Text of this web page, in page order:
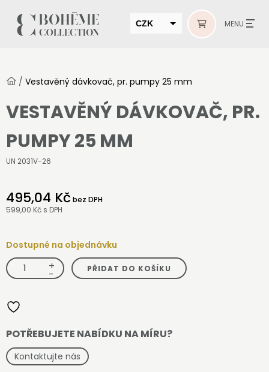
CZK
MUR
MENU
/ Vestavěný dávkovač, pr. pumpy 25 mm
VESTAVĚNÝ DÁVKOVAČ, PR.
PUMPY 25 MM
UN 2031V-26
495,04 Kčbez DPH
599,00 Kč s DPH
Dostupné na objednávku
Vestavěný
dávkovač,
pr.
mm
množství
+
- PŘIDAT DO KOŠÍKU
POTŘEBUJETE NABÍDKU NA MÍRU?
Kontaktujte nás